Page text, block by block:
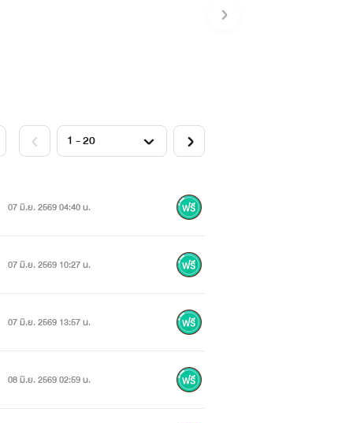
07 มิ.ย. 2569 04:40 น.
07 มิ.ย. 2569 10:27 น.
07 มิ.ย. 2569 13:57 น.
08 มิ.ย. 2569 02:59 น.